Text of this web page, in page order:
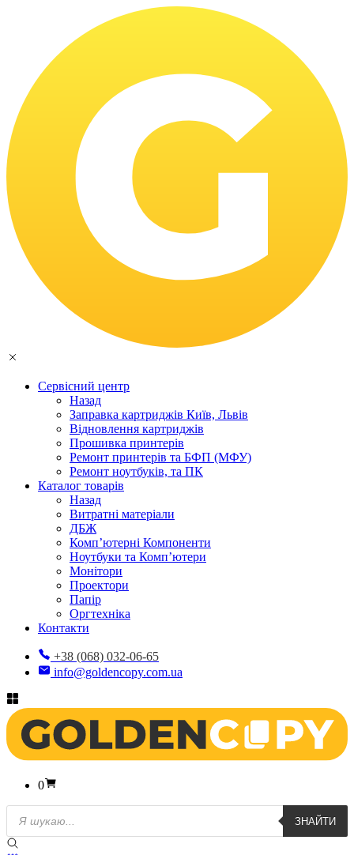
Сервісний центр
Назад
Заправка картриджів Київ, Львів
Відновлення картриджів
Прошивка принтерів
Ремонт принтерів та БФП (МФУ)
Ремонт ноутбуків, та ПК
Каталог товарів
Назад
Витратні матеріали
ДБЖ
Комп’ютерні Компоненти
Ноутбуки та Комп’ютери
Монітори
Проектори
Папір
Оргтехніка
Контакти
+38 (068) 032-06-65
info@goldencopy.com.ua
0
Пошук
товарів
ЗНАЙТИ